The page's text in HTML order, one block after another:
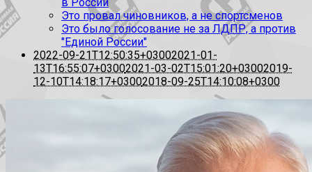
Это провал чиновников, а не спортсменов
Это было голосование не за ЛДПР, а против
"Единой России"
2022-09-21T12:50:35+03002021-01-
13T16:55:07+03002021-03-02T15:01:20+03002019-
12-10T14:18:17+03002018-09-25T14:10:08+0300